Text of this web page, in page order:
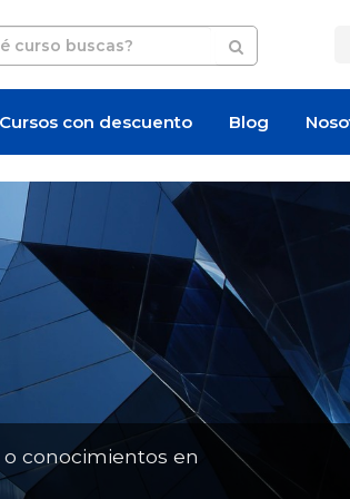
Cursos con descuento Blog
conocimientos en